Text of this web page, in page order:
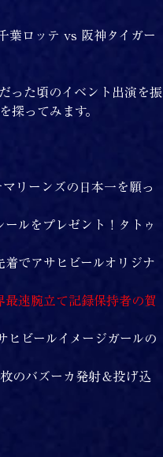
葉ロッテ vs 阪神タイガー
った頃のイベント出演を振
探ってみます。
リーンズの日本一を願っ
ルをプレゼント！タトゥ
着でアサヒビールオリジナ
最速腕立て記録保持者の賀
ヒビールイメージガールの
のバズーカ発射＆投げ込